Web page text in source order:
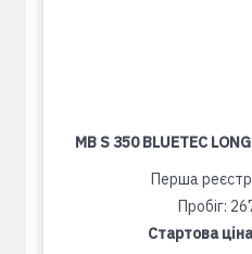
MB S 350 BLUETEC
Перша
Пробіг:
Стартова